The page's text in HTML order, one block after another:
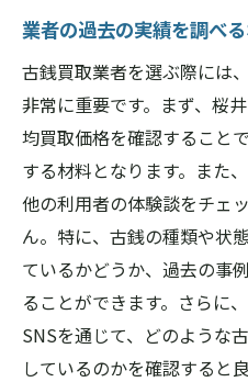
業者の過去の実績を調べ
古銭買取業者を選ぶ際には
非常に重要です。まず、桜
均買取価格を確認すること
する材料となります。また
他の利用者の体験談をチェ
ん。特に、古銭の種類や状
ているかどうか、過去の事
ることができます。さらに
SNSを通じて、どのような
しているのかを確認すると